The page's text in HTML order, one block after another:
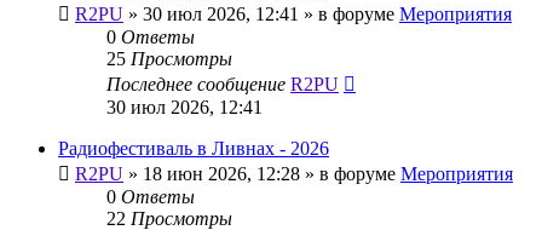
R2PU » 30 июл 2026, 12:41 » в форуме Мероприятия
0 Ответы
25 Просмотры
Последнее сообщение R2PU
30 июл 2026, 12:41
Радиофестиваль в Ливнах - 2026
R2PU » 18 июн 2026, 12:28 » в форуме Мероприятия
0 Ответы
22 Просмотры